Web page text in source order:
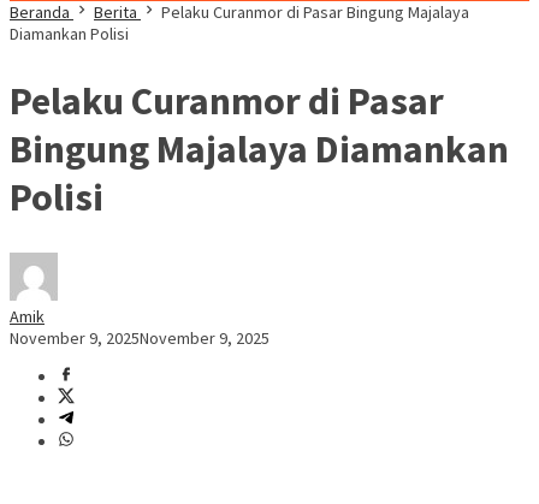
Beranda
Berita
Pelaku Curanmor di Pasar Bingung Majalaya
Diamankan Polisi
Pelaku Curanmor di Pasar
Bingung Majalaya Diamankan
Polisi
Amik
November 9, 2025November 9, 2025